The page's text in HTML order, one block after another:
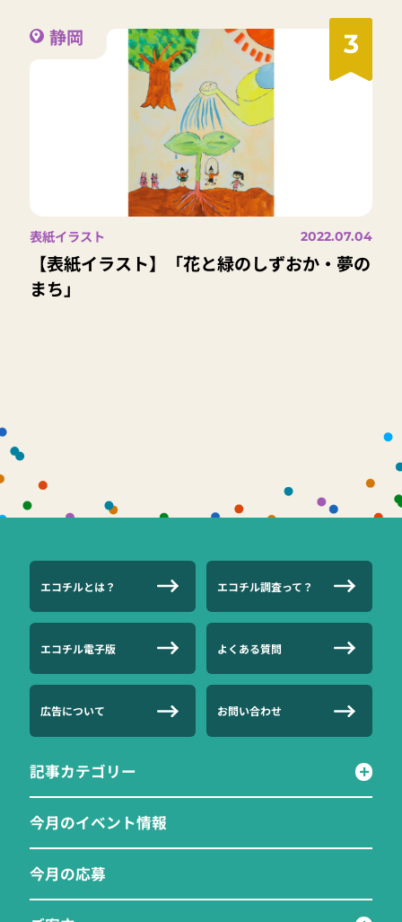
3
静岡
表紙イラスト 2022.07.04
【表紙イラスト】「花と緑のしずおか・夢の
まち」
エコチルとは？ エコチル調査って？
エコチル電子版 よくある質問
広告について お問い合わせ
記事カテゴリー
今月のイベント情報
今月の応募